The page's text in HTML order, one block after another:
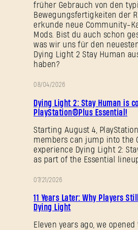
früher Gebrauch von den
Bewegungsfertigkeiten der
erkunde neue Community-
Mods. Bist du auch schon
was wir uns für den
Dying Light 2 Stay Human
haben?
08/04/2026
Dying Light 2: Stay Human is
PlayStation®Plus Essential!
Starting August 4,
members can jump into the
experience Dying Light 2:
as part of the Essential
07/21/2026
11 Years Later: Why Players
Dying Light
Eleven years ago, we